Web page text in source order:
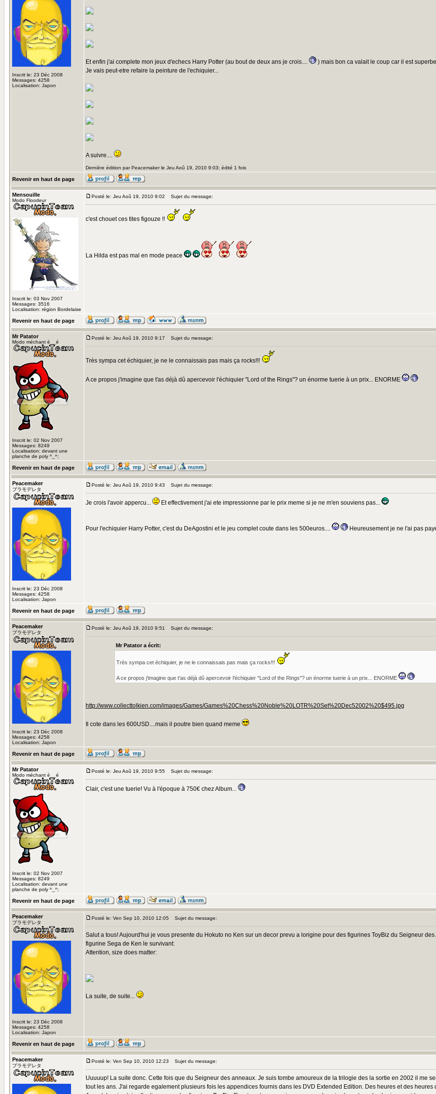
Inscrit le: 23 Déc 2008
Messages: 4258
Localisation: Japon
Et enfin j'ai complete mon jeux d'echecs Harry Potter (au bout de deux ans je crois....
) mais bon ca valait le coup car il est
Je vais peut-etre refaire la peinture de l'echiquier...
A suivre....
Dernière édition par Peacemaker le Jeu Aoû 19, 2010 9:03; édité 1 fois
Revenir en haut de page
Mensouille
Modo Floodeur
Inscrit le: 03 Nov 2007
Messages: 3516
Localisation: région Bordelaise
Posté le: Jeu Aoû 19, 2010 9:02 Sujet du message:
c'est chouet ces tites figouze !!
La Hilda est pas mal en mode peace
Revenir en haut de page
Mr Patator
Modo méchant è__é
Inscrit le: 02 Nov 2007
Messages: 8249
Localisation: devant une
planche de poly ^_^;
Posté le: Jeu Aoû 19, 2010 9:17 Sujet du message:
Très sympa cet échiquier, je ne le connaissais pas mais ça rocks!!!
A ce propos j'imagine que t'as déjà dû apercevoir l'échiquier "Lord of the Rings"? un énorme tuerie à un prix... ENORME
Revenir en haut de page
Peacemaker
プラモデレタ
Inscrit le: 23 Déc 2008
Messages: 4258
Localisation: Japon
Posté le: Jeu Aoû 19, 2010 9:43 Sujet du message:
Je crois l'avoir appercu... Et effectivement j'ai ete impressionne par le prix meme si je ne m'en souviens pas...
Pour l'echiquier Harry Potter, c'est du DeAgostini et le jeu complet coute dans les 500euros.... Heureusement je ne l'ai pas
Revenir en haut de page
Peacemaker
プラモデレタ
Inscrit le: 23 Déc 2008
Messages: 4258
Localisation: Japon
Posté le: Jeu Aoû 19, 2010 9:51 Sujet du message:
Mr Patator a écrit:
Très sympa cet échiquier, je ne le connaissais pas mais ça rocks!!!
A ce propos j'imagine que t'as déjà dû apercevoir l'échiquier "Lord of the Rings"? un énorme tuerie à un prix... ENORME
http://www.collecttolkien.com/images/Games/Games%20Chess%20Noble%20LOTR%20Set%20Dec52002%20$495.jpg
Il cote dans les 600USD....mais il poutre bien quand meme
Revenir en haut de page
Mr Patator
Modo méchant è__é
Inscrit le: 02 Nov 2007
Messages: 8249
Localisation: devant une
planche de poly ^_^;
Posté le: Jeu Aoû 19, 2010 9:55 Sujet du message:
Clair, c'est une tuerie! Vu à l'époque à 750€ chez Album...
Revenir en haut de page
Peacemaker
プラモデレタ
Inscrit le: 23 Déc 2008
Messages: 4258
Localisation: Japon
Posté le: Ven Sep 10, 2010 12:05 Sujet du message:
Salut a tous! Aujourd'hui je vous presente du Hokuto no Ken sur un decor prevu a lorigine pour des figurines ToyBiz du Seigneur
figurine Sega de Ken le survivant:
Attention, size does matter:
La suite, de suite...
Revenir en haut de page
Peacemaker
プラモデレタ
Posté le: Ven Sep 10, 2010 12:23 Sujet du message:
Uuuuup! La suite donc. Cette fois que du Seigneur des anneaux. Je suis tombe amoureux de la trilogie des la sortie en 2002 il me
tout les ans. J'ai regarde egalement plusieurs fois les appendices fournis dans les DVD Extended Edition. Des heures et des